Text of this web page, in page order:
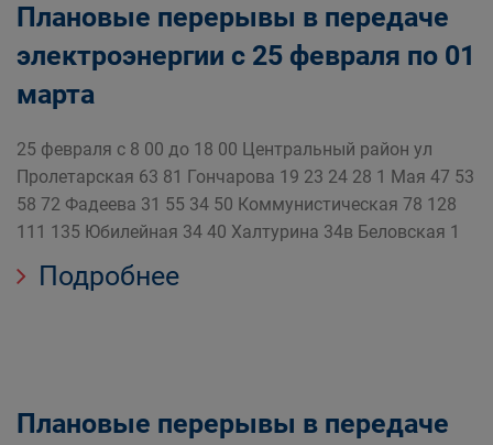
Плановые перерывы в передаче
электроэнергии с 25 февраля по 01
марта
25 февраля с 8 00 до 18 00 Центральный район ул
Пролетарская 63 81 Гончарова 19 23 24 28 1 Мая 47 53
58 72 Фадеева 31 55 34 50 Коммунистическая 78 128
111 135 Юбилейная 34 40 Халтурина 34в Беловская 1
Подробнее
Плановые перерывы в передаче